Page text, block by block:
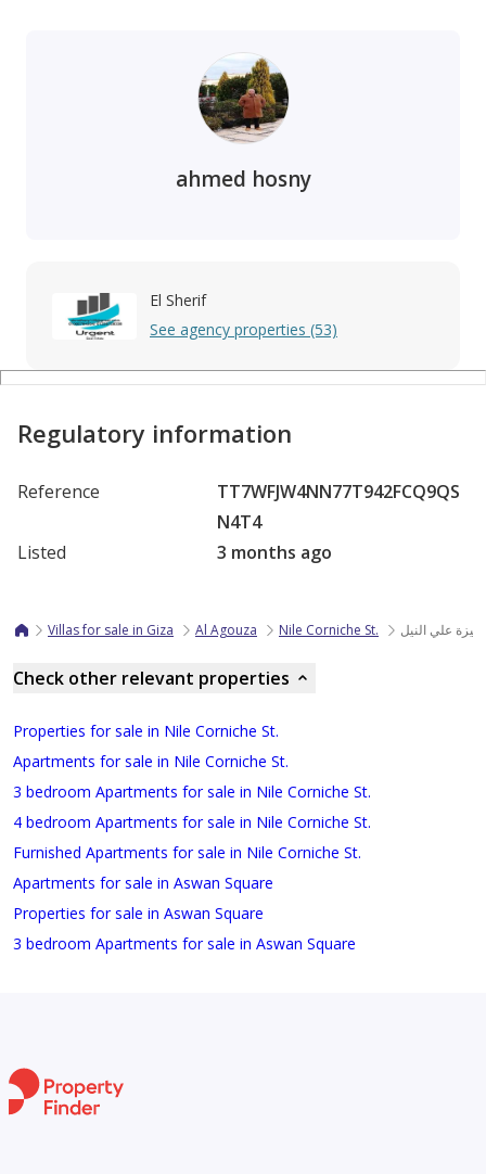
ahmed hosny
El Sherif
See agency properties (53)
Regulatory information
Reference
TT7WFJW4NN77T942FCQ9QS
N4T4
Listed
3 months ago
Villas for sale in Giza Al Agouza Nile Corniche St. علي النيل
Check other relevant properties
Properties for sale in Nile Corniche St.
Apartments for sale in Nile Corniche St.
3 bedroom Apartments for sale in Nile Corniche St.
4 bedroom Apartments for sale in Nile Corniche St.
Furnished Apartments for sale in Nile Corniche St.
Apartments for sale in Aswan Square
Properties for sale in Aswan Square
3 bedroom Apartments for sale in Aswan Square